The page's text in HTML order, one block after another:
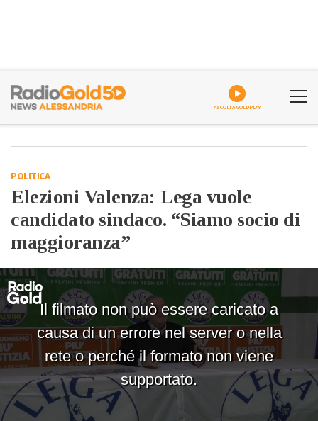
ASCOLTA GOLDPLAY
POLITICA
Elezioni Valenza: Lega vuole
candidato sindaco. “Siamo socio di
maggioranza”